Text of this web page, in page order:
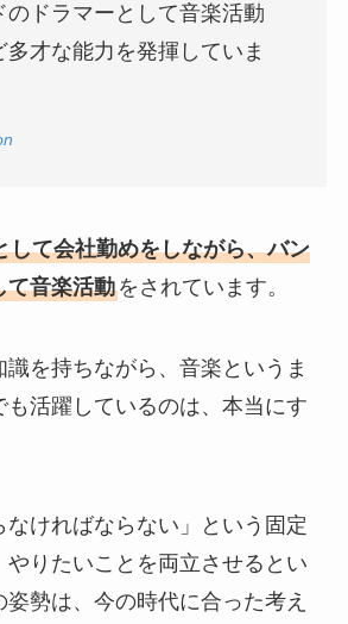
のドラマーとして音楽活動
多才な能力を発揮していま
して会社勤めをしながら、バン
て音楽活動をされています。
を持ちながら、音楽というま
も活躍しているのは、本当にす
なければならない」という固定
やりたいことを両立させるとい
姿勢は、今の時代に合った考え